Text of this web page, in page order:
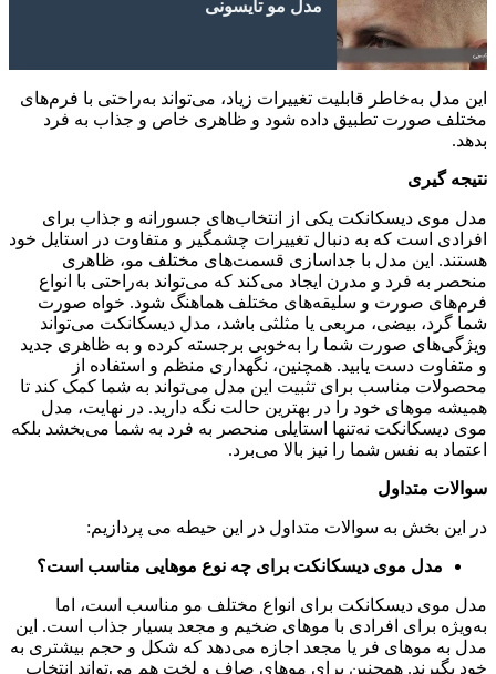
مدل مو تایسونی
این مدل به‌خاطر قابلیت تغییرات زیاد، می‌تواند به‌راحتی با فرم‌های
مختلف صورت تطبیق داده شود و ظاهری خاص و جذاب به فرد
بدهد.
نتیجه‌ گیری
مدل موی دیسکانکت یکی از انتخاب‌های جسورانه و جذاب برای
افرادی است که به دنبال تغییرات چشمگیر و متفاوت در استایل خود
هستند. این مدل با جداسازی قسمت‌های مختلف مو، ظاهری
منحصر به فرد و مدرن ایجاد می‌کند که می‌تواند به‌راحتی با انواع
فرم‌های صورت و سلیقه‌های مختلف هماهنگ شود. خواه صورت
شما گرد، بیضی، مربعی یا مثلثی باشد، مدل دیسکانکت می‌تواند
ویژگی‌های صورت شما را به‌خوبی برجسته کرده و به ظاهری جدید
و متفاوت دست یابید. همچنین، نگهداری منظم و استفاده از
محصولات مناسب برای تثبیت این مدل می‌تواند به شما کمک کند تا
همیشه موهای خود را در بهترین حالت نگه دارید. در نهایت، مدل
موی دیسکانکت نه‌تنها استایلی منحصر به فرد به شما می‌بخشد بلکه
اعتماد به نفس شما را نیز بالا می‌برد.
سوالات متداول
در این بخش به سوالات متداول در این حیطه می پردازیم:
مدل موی دیسکانکت برای چه نوع موهایی مناسب است؟
مدل موی دیسکانکت برای انواع مختلف مو مناسب است، اما
به‌ویژه برای افرادی با موهای ضخیم و مجعد بسیار جذاب است. این
مدل به موهای فر یا مجعد اجازه می‌دهد که شکل و حجم بیشتری به
خود بگیرند. همچنین برای موهای صاف و لخت هم می‌تواند انتخاب